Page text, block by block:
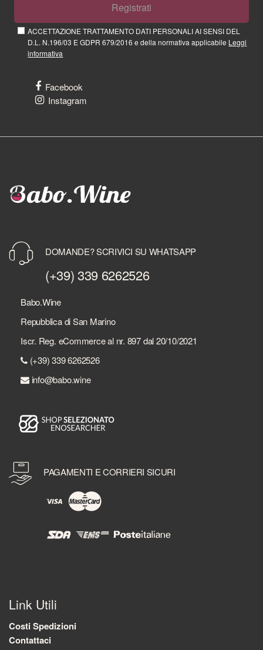
Registrati
ACCETTAZIONE TRATTAMENTO DATI PERSONALI AI SENSI DEL
D.L. N.196/03 E GDPR 679/2016 e della normativa applicabile Leggi
informativa
Facebook
Instagram
DOMANDE? SCRIVICI SU WHATSAPP
(+39) 339 6262526
Babo.Wine
Repubblica di San Marino
Iscr. Reg. eCommerce al nr. 897 dal 20/10/2021
(+39) 339 6262526
info@babo.wine
PAGAMENTI E CORRIERI SICURI
Link Utili
Costi Spedizioni
Contattaci